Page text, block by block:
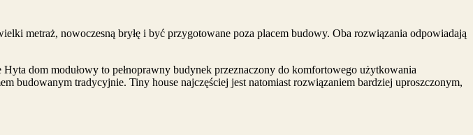
metraż, nowoczesną bryłę i być przygotowane poza placem budowy. Oba rozwiązania odpowiadają
dom modułowy to pełnoprawny budynek przeznaczony do komfortowego użytkowania
budowanym tradycyjnie. Tiny house najczęściej jest natomiast rozwiązaniem bardziej uproszczonym,